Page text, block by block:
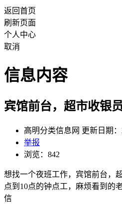
返回首页
刷新页面
个人中心
取消
信息内容
宾馆前台，超市收银
高明分类信息网 更新日期：
举报
浏览：842
想找一个夜班工作，宾馆前台，
点到10点的钟点工，麻烦看到的
信